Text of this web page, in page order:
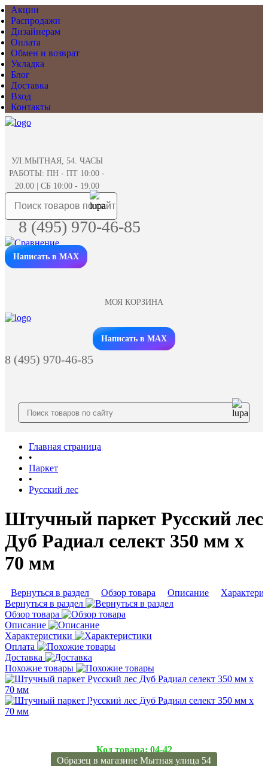
Акции
Распродажи
Дизайнерам
Оплата
Обмен и возврат
Укладка
Блог
Доставка
Вход
Контакты
УЛ.МЫТНАЯ, 54. ЧАСЫ
РАБОТЫ: ПН - ПТ 10:00 -
20.00 | СБ 10:00 - 19.00
8 (495) 970-46-85
Написать в MAX
МОЯ КОРЗИНА
Заказать звонок
Написать в MAX
8 (495) 970-46-85
Главная страница
•
Паркет
•
Русский лес
Штучный паркет Русский лес
Дуб Радиал cелект 350 мм х
70 мм
Вернуться в раздел Обзор товара Описание
Вернуться в раздел
Обзор товара
Описание
Характеристики
Оплата
Доставка
Похожие товары
Подробнее
Подробнее
Код товара: 04-42
Образец в магазине Мытная улица 54